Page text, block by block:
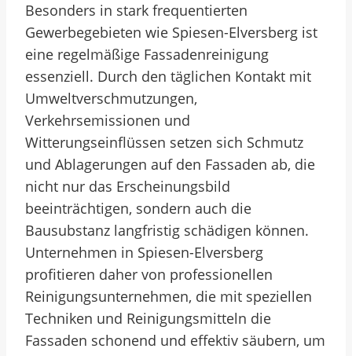
Besonders in stark frequentierten
Gewerbegebieten wie Spiesen-Elversberg ist
eine regelmäßige Fassadenreinigung
essenziell. Durch den täglichen Kontakt mit
Umweltverschmutzungen,
Verkehrsemissionen und
Witterungseinflüssen setzen sich Schmutz
und Ablagerungen auf den Fassaden ab, die
nicht nur das Erscheinungsbild
beeinträchtigen, sondern auch die
Bausubstanz langfristig schädigen können.
Unternehmen in Spiesen-Elversberg
profitieren daher von professionellen
Reinigungsunternehmen, die mit speziellen
Techniken und Reinigungsmitteln die
Fassaden schonend und effektiv säubern, um